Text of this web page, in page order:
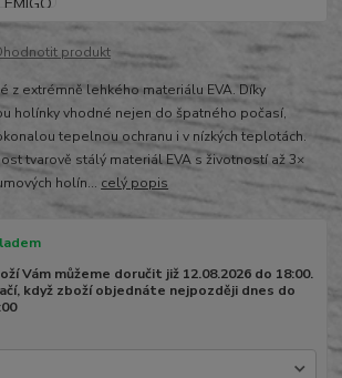
produkt
z extrémně lehkého materiálu EVA. Díky
holínky vhodné nejen do špatného počasí,
tepelnou ochranu i v nízkých teplotách.
tvarově stálý materiál EVA s životností až 3×
holín... celý popis
Vám můžeme doručit již 12.08.2026 do 18:00.
když zboží objednáte nejpozději dnes do